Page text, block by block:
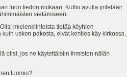
tuon tiedon mukaan. Kultin avulla yritetään
sietämiseen.
mielenkiintoista tietää köyhien
uskon pakosta, eivät kenties käy kirkossa.
olisi, jos ne käytettäisiin ihmisten nälän
tuomio?